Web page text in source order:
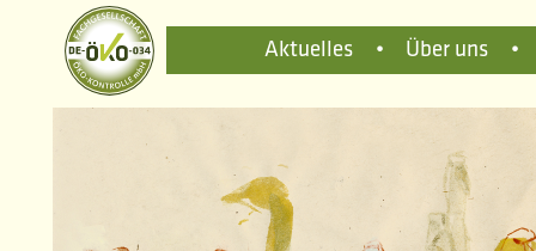
Aktuelles • Über uns •